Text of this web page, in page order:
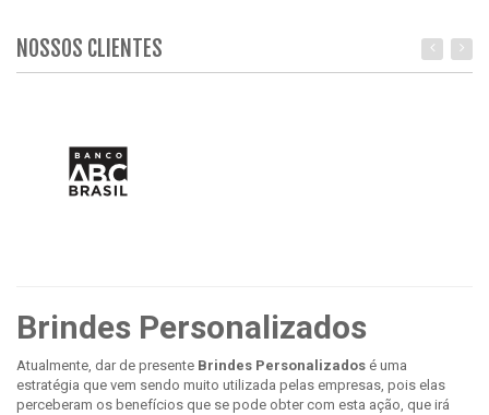
NOSSOS CLIENTES
Brindes Personalizados
Atualmente, dar de presente Brindes Personalizados é uma
estratégia que vem sendo muito utilizada pelas empresas, pois elas
perceberam os benefícios que se pode obter com esta ação, que irá